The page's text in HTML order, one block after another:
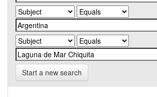
Start a new search